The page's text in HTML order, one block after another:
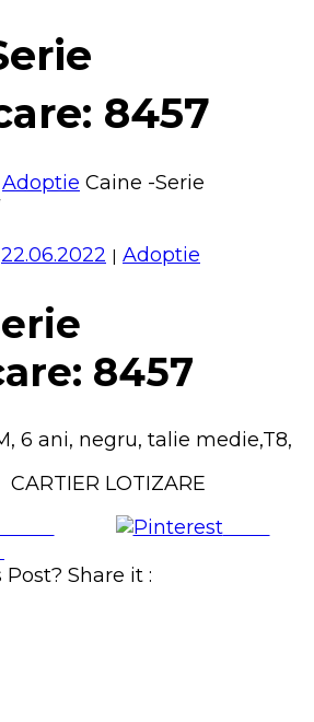
8457
Adoptie Caine -Serie
22.06.2022 | Adoptie
8457
6 ani, negru, talie medie,T8,
CARTIER LOTIZARE
on
Save
Share it :